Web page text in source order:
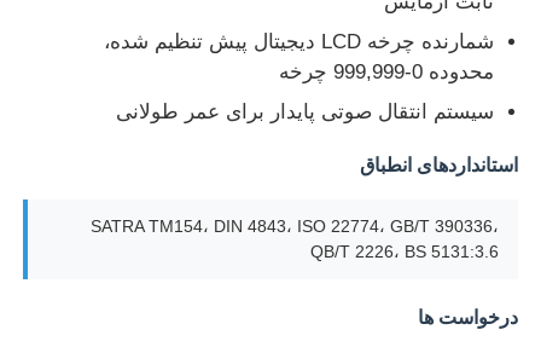
درخواست نقل قول
اتاق آزمون محیطی
شمارنده چرخه LCD دیجیتال پیش تنظیم شده،
محدوده 0-999,999 چرخه
سیستم انتقال صوتی پایدار برای عمر طولانی
استانداردهای انطباق
SATRA TM154، DIN 4843، ISO 22774، GB/T 390336،
QB/T 2226، BS 5131:3.6
درخواست ها